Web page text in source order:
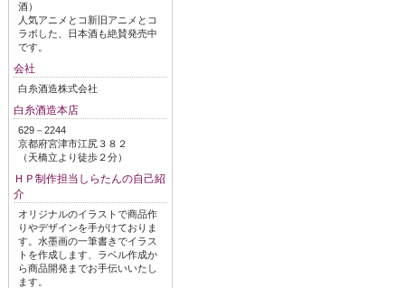
酒）
人気アニメとコ新旧アニメとコ
ラボした、日本酒も絶賛発売中
です。
会社
白糸酒造株式会社
白糸酒造本店
629－2244
京都府宮津市江尻３８２
（天橋立より徒歩２分）
ＨＰ制作担当しらたんの自己紹
介
オリジナルのイラストで商品作
りやデザインを手がけておりま
す。水墨画の一筆書きでイラス
トを作成します、ラベル作成か
ら商品開発までお手伝いいたし
ます。